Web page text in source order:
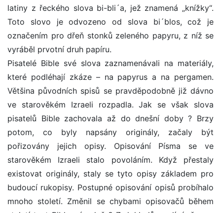
latiny z řeckého slova bi-bli´a, jež znamená „knížky“.
Toto slovo je odvozeno od slova bi´blos, což je
označením pro dřeň stonků zeleného papyru, z níž se
vyráběl prvotní druh papíru.
Pisatelé Bible své slova zaznamenávali na materiály,
které podléhají zkáze – na papyrus a na pergamen.
Většina původních spisů se pravděpodobně již dávno
ve starověkém Izraeli rozpadla. Jak se však slova
pisatelů Bible zachovala až do dnešní doby ? Brzy
potom, co byly napsány originály, začaly být
pořizovány jejich opisy. Opisování Písma se ve
starověkém Izraeli stalo povoláním. Když přestaly
existovat originály, staly se tyto opisy základem pro
budoucí rukopisy. Postupné opisování opisů probíhalo
mnoho století. Změnil se chybami opisovačů během